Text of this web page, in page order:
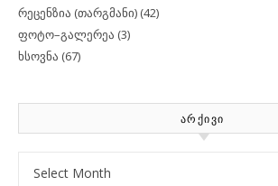
რეცენზია (თარგმანი) (42)
ფოტო–გალერეა (3)
ხსოვნა (67)
ᲐᲠᲥᲘᲕᲘ